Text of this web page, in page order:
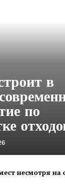
в
по
несмотря на